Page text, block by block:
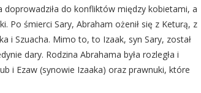
doprowadziła do konfliktów między kobietami, a
Po śmierci Sary, Abraham ożenił się z Keturą, z
i Szuacha. Mimo to, to Izaak, syn Sary, został
dary. Rodzina Abrahama była rozległa i
i Ezaw (synowie Izaaka) oraz prawnuki, które